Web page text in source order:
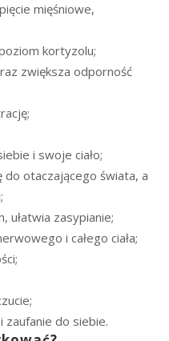
mięśniowe,
kortyzolu;
zwiększa odporność
i swoje ciało;
otaczającego świata, a
ułatwia zasypianie;
i całego ciała;
zaufanie do siebie.